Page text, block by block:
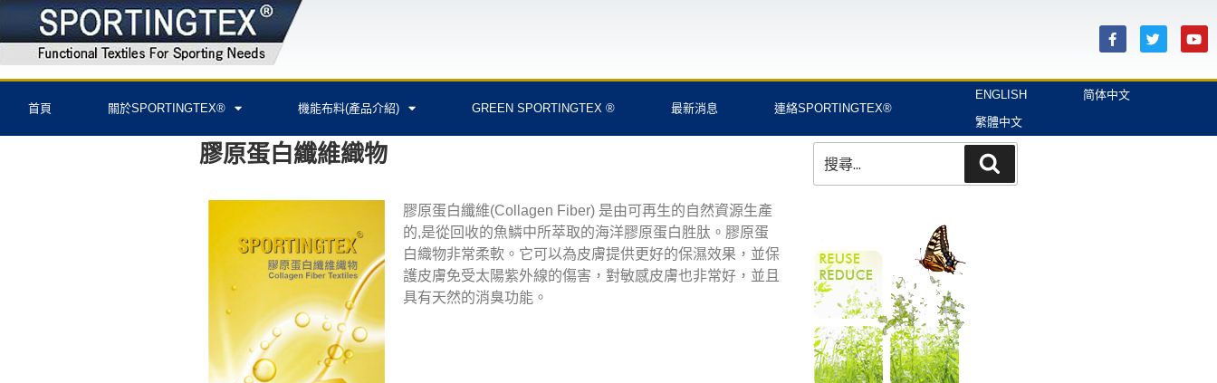
首頁 關於SPORTINGTEX® 機能布料(產品介紹) GREEN SPORTINGTEX ® 最新消息 連絡SPORTINGTEX®
ENGLISH
简体中文
繁體中文
膠原蛋白纖維織物
膠原蛋白纖維(Collagen Fiber) 是由可再生的自然資源生產
的,是從回收的魚鱗中所萃取的海洋膠原蛋白胜肽。膠原蛋
白織物非常柔軟。它可以為皮膚提供更好的保濕效果，並保
護皮膚免受太陽紫外線的傷害，對敏感皮膚也非常好，並且
具有天然的消臭功能。